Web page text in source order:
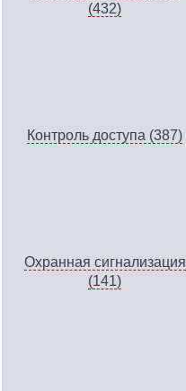
(432)
Контроль доступа (387)
Охранная сигнализация
(141)